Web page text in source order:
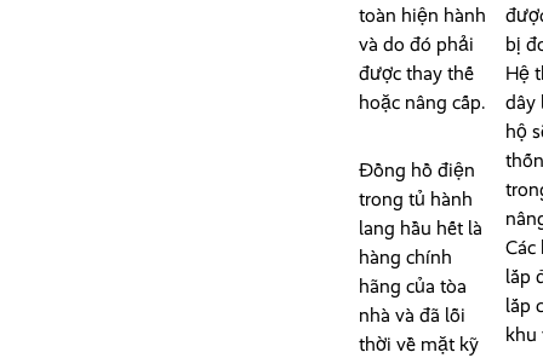
toàn hiện hành
và do đó phải
được thay thế
hoặc nâng cấp.
Đồng hồ điện
trong tủ hành
lang hầu hết là
hàng chính
hãng của tòa
nhà và đã lỗi
thời về mặt kỹ
bị
Hệ
dây
hộ
lắp
lắp
khu